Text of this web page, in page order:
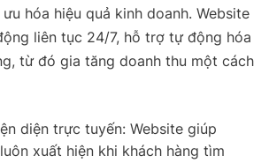
hóa hiệu quả kinh doanh. Website
liên tục 24/7, hỗ trợ tự động hóa
từ đó gia tăng doanh thu một cách
diện trực tuyến: Website giúp
xuất hiện khi khách hàng tìm